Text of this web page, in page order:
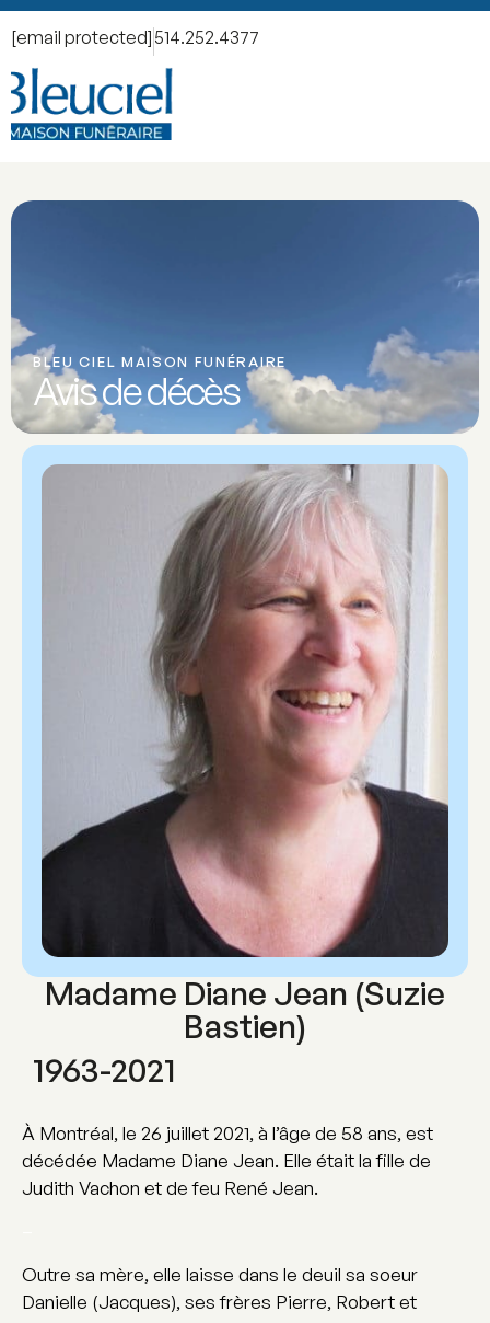
[email protected] 514.252.4377
BLEU CIEL MAISON FUNÉRAIRE
Avis de décès
À Montréal, le 26 juillet 2021, à l’âge de 58 ans, est
décédée Madame Diane Jean. Elle était la fille de
Judith Vachon et de feu René Jean.
Outre sa mère, elle laisse dans le deuil sa soeur
Danielle (Jacques), ses frères Pierre, Robert et
Madame Diane Jean (Suzie
Bastien)
1963-2021